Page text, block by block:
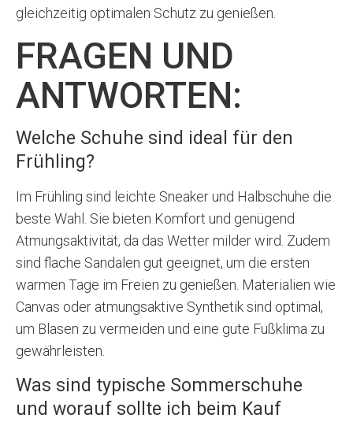
gleichzeitig optimalen Schutz zu genießen.
FRAGEN UND
ANTWORTEN:
Welche Schuhe sind ideal für den
Frühling?
Im Frühling sind leichte Sneaker und Halbschuhe die
beste Wahl. Sie bieten Komfort und genügend
Atmungsaktivität, da das Wetter milder wird. Zudem
sind flache Sandalen gut geeignet, um die ersten
warmen Tage im Freien zu genießen. Materialien wie
Canvas oder atmungsaktive Synthetik sind optimal,
um Blasen zu vermeiden und eine gute Fußklima zu
gewährleisten.
Was sind typische Sommerschuhe
und worauf sollte ich beim Kauf